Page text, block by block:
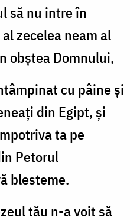
să nu intre în
zecelea neam al
obştea Domnului,
cu pâine şi
din Egipt, şi
ta pe
Petorul
blesteme.
tău n-a voit să